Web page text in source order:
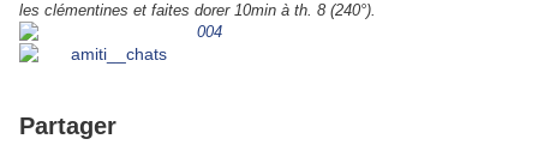
les clémentines et faites dorer 10min à th. 8 (240°).
Partager